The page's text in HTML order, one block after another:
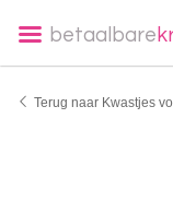
betaalbare
Terug naar Kwastjes